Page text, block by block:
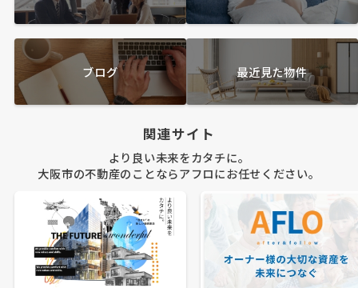
ブログ 最近見た物件
関連サイト
より良い未来をカタチに。
大阪市の不動産のことならアフロにお任せください。